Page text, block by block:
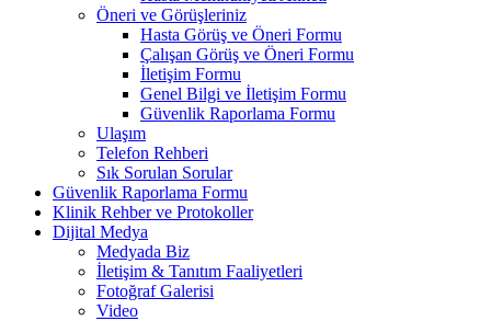
Öneri ve Görüşleriniz
Hasta Görüş ve Öneri Formu
Çalışan Görüş ve Öneri Formu
İletişim Formu
Genel Bilgi ve İletişim Formu
Güvenlik Raporlama Formu
Ulaşım
Telefon Rehberi
Sık Sorulan Sorular
Güvenlik Raporlama Formu
Klinik Rehber ve Protokoller
Dijital Medya
Medyada Biz
İletişim & Tanıtım Faaliyetleri
Fotoğraf Galerisi
Video